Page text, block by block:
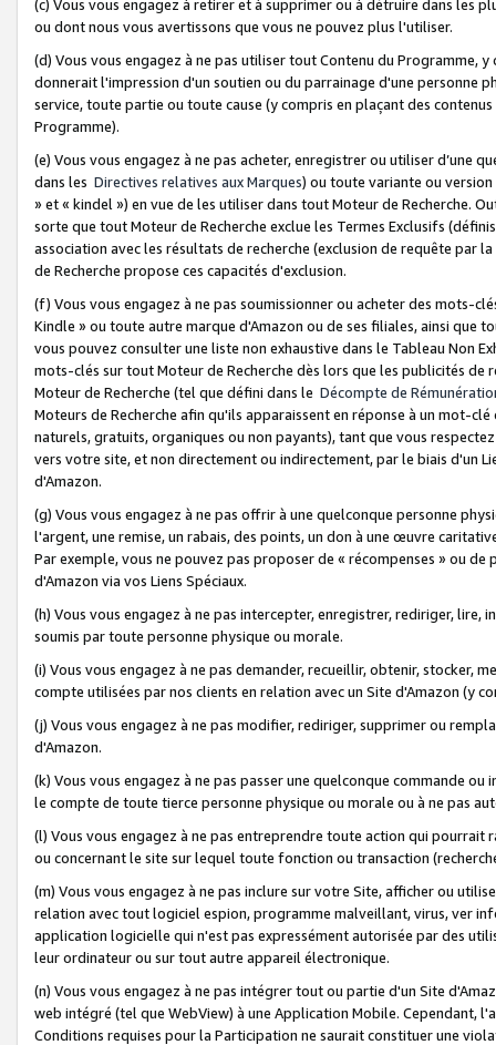
(c) Vous vous engagez à retirer et à supprimer ou à détruire dans les
ou dont nous vous avertissons que vous ne pouvez plus l'utiliser.
(d) Vous vous engagez à ne pas utiliser tout Contenu du Programme,
donnerait l'impression d'un soutien ou du parrainage d'une personne
service, toute partie ou toute cause (y compris en plaçant des
Programme).
(e) Vous vous engagez à ne pas acheter, enregistrer ou utiliser d’une
dans les Directives relatives aux Marques) ou toute variante ou
» et « kindel ») en vue de les utiliser dans tout Moteur de Recherche.
sorte que tout Moteur de Recherche exclue les Termes Exclusifs
association avec les résultats de recherche (exclusion de requête
de Recherche propose ces capacités d'exclusion.
(f) Vous vous engagez à ne pas soumissionner ou acheter des mots-
Kindle » ou toute autre marque d'Amazon ou de ses filiales, ainsi que
vous pouvez consulter une liste non exhaustive dans le Tableau Non
mots-clés sur tout Moteur de Recherche dès lors que les publicités de
Moteur de Recherche (tel que défini dans le Décompte de
Moteurs de Recherche afin qu'ils apparaissent en réponse à un mot-
naturels, gratuits, organiques ou non payants), tant que vous
vers votre site, et non directement ou indirectement, par le biais d'un
d'Amazon.
(g) Vous vous engagez à ne pas offrir à une quelconque personne
l'argent, une remise, un rabais, des points, un don à une œuvre
Par exemple, vous ne pouvez pas proposer de « récompenses » ou
d'Amazon via vos Liens Spéciaux.
(h) Vous vous engagez à ne pas intercepter, enregistrer, rediriger,
soumis par toute personne physique ou morale.
(i) Vous vous engagez à ne pas demander, recueillir, obtenir, stocker,
compte utilisées par nos clients en relation avec un Site d'Amazon (y
(j) Vous vous engagez à ne pas modifier, rediriger, supprimer ou
d'Amazon.
(k) Vous vous engagez à ne pas passer une quelconque commande
le compte de toute tierce personne physique ou morale ou à ne pas
(l) Vous vous engagez à ne pas entreprendre toute action qui
ou concernant le site sur lequel toute fonction ou transaction
(m) Vous vous engagez à ne pas inclure sur votre Site, afficher ou
relation avec tout logiciel espion, programme malveillant, virus, ver
application logicielle qui n'est pas expressément autorisée par des
leur ordinateur ou sur tout autre appareil électronique.
(n) Vous vous engagez à ne pas intégrer tout ou partie d'un Site
web intégré (tel que WebView) à une Application Mobile. Cependant,
Conditions requises pour la Participation ne saurait constituer une